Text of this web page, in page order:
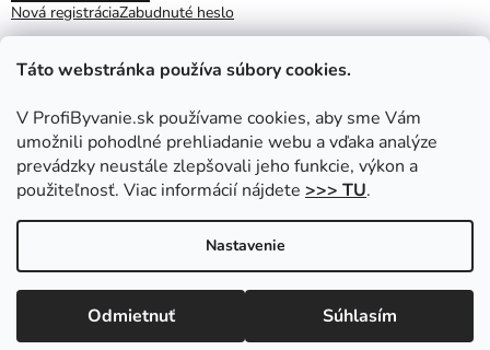
Táto webstránka používa súbory cookies.
V ProfiByvanie.sk používame cookies, aby sme Vám
umožnili pohodlné prehliadanie webu a vďaka analýze
prevádzky neustále zlepšovali jeho funkcie, výkon a
použiteľnosť. Viac informácií nájdete >>> TU.
Nastavenie
Odmietnuť Súhlasím
Nová registráciaZabudnuté heslo
Copyright 2026ProfiByvanie.sk. Všetky práva vyhradené.
Upraviť nastavenie cookies